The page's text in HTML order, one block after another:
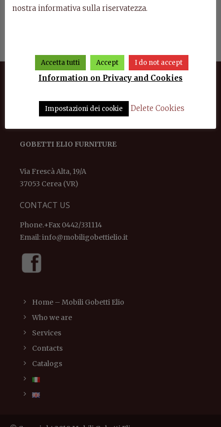
GOBETTI ELIO FURNITURE
Via Frescà Alta, 19/A
37053 Cerea (VR)
CONTACT US
Phone.+Fax 0442/331114
Email:info@mobiligobettielio.it
Home – Mobili Gobetti Elio
Who we are
Services
Contacts
Catalogs
nostra informativa sulla riservatezza.
Accetta tutti Accept I do not accept
Information on Privacy and Cookies
Impostazioni dei cookie Delete Cookies